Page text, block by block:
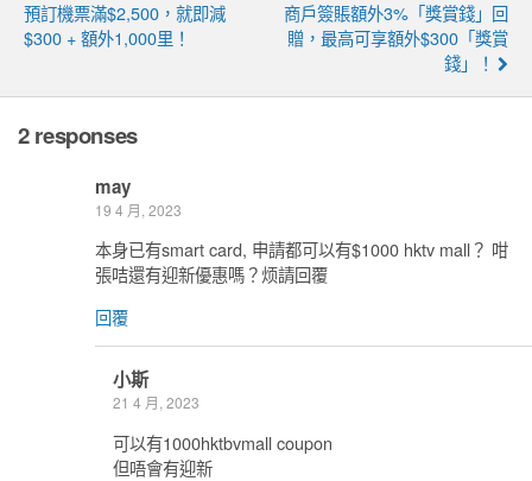
預訂機票滿$2,500，就即減
$300 + 額外1,000里！
商戶簽賬額外3%「獎賞錢」回
贈，最高可享額外$300「獎賞
錢」！
2 responses
may
19 4 月, 2023
本身已有smart card, 申請都可以有$1000 hktv mall？ 咁
張咭還有迎新優惠嗎？烦請回覆
回覆
小斯
21 4 月, 2023
可以有1000hktbvmall coupon
但唔會有迎新